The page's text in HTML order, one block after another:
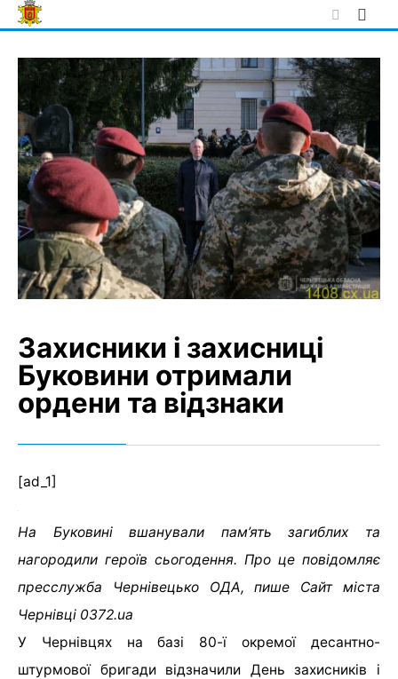
Skip
to
Захисники і захисниці
Буковини отримали
ордени та відзнаки
[ad_1]
На Буковині вшанували пам’ять загиблих та
нагородили героїв сьогодення. Про це повідомляє
пресслужба Чернівецько ОДА, пише Сайт міста
Чернівці 0372.ua
У Чернівцях на базі 80-ї окремої десантно-
штурмової бригади відзначили День захисників і